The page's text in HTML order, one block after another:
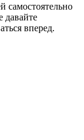
самостоятельно
давайте
вперед.